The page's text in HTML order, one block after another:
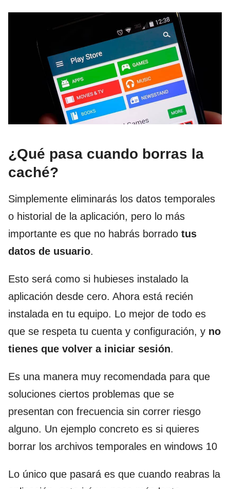
¿Qué pasa cuando borras la
caché?
Simplemente eliminarás los datos temporales
o historial de la aplicación, pero lo más
importante es que no habrás borrado tus
datos de usuario.
Esto será como si hubieses instalado la
aplicación desde cero. Ahora está recién
instalada en tu equipo. Lo mejor de todo es
que se respeta tu cuenta y configuración, y no
tienes que volver a iniciar sesión.
Es una manera muy recomendada para que
soluciones ciertos problemas que se
presentan con frecuencia sin correr riesgo
alguno. Un ejemplo concreto es si quieres
borrar los archivos temporales en windows 10
Lo único que pasará es que cuando reabras la